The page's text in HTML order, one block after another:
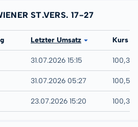
ST.VERS. 17-27
Letzter Umsatz Kurs
31.07.2026 15:15 100,31
31.07.2026 05:27 100,59
23.07.2026 15:20 100,35